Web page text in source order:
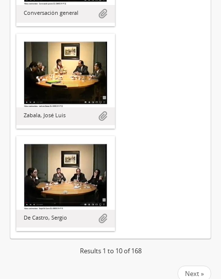
Conversación general
Zabala, José Luis
De Castro, Sergio
Results 1 to 10 of 168
Next »